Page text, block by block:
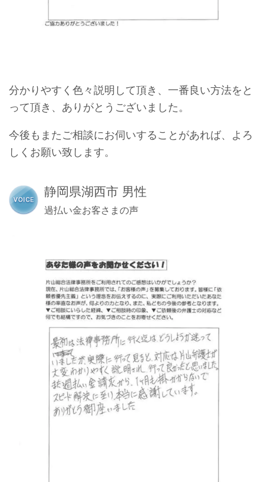
分かりやすく色々説明して頂き、一番良い方法をと
って頂き、ありがとうございました。
今後もまたご相談にお伺いすることがあれば、よろ
しくお願い致します。
静岡県湖西市 男性
過払い金お客さまの声